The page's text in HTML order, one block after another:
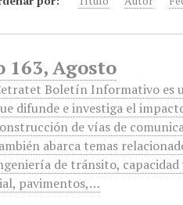
Agosto
Boletín Informativo es
difunde e investiga el
de vías de
abarca temas
de tránsito, capacidad
pavimentos,…